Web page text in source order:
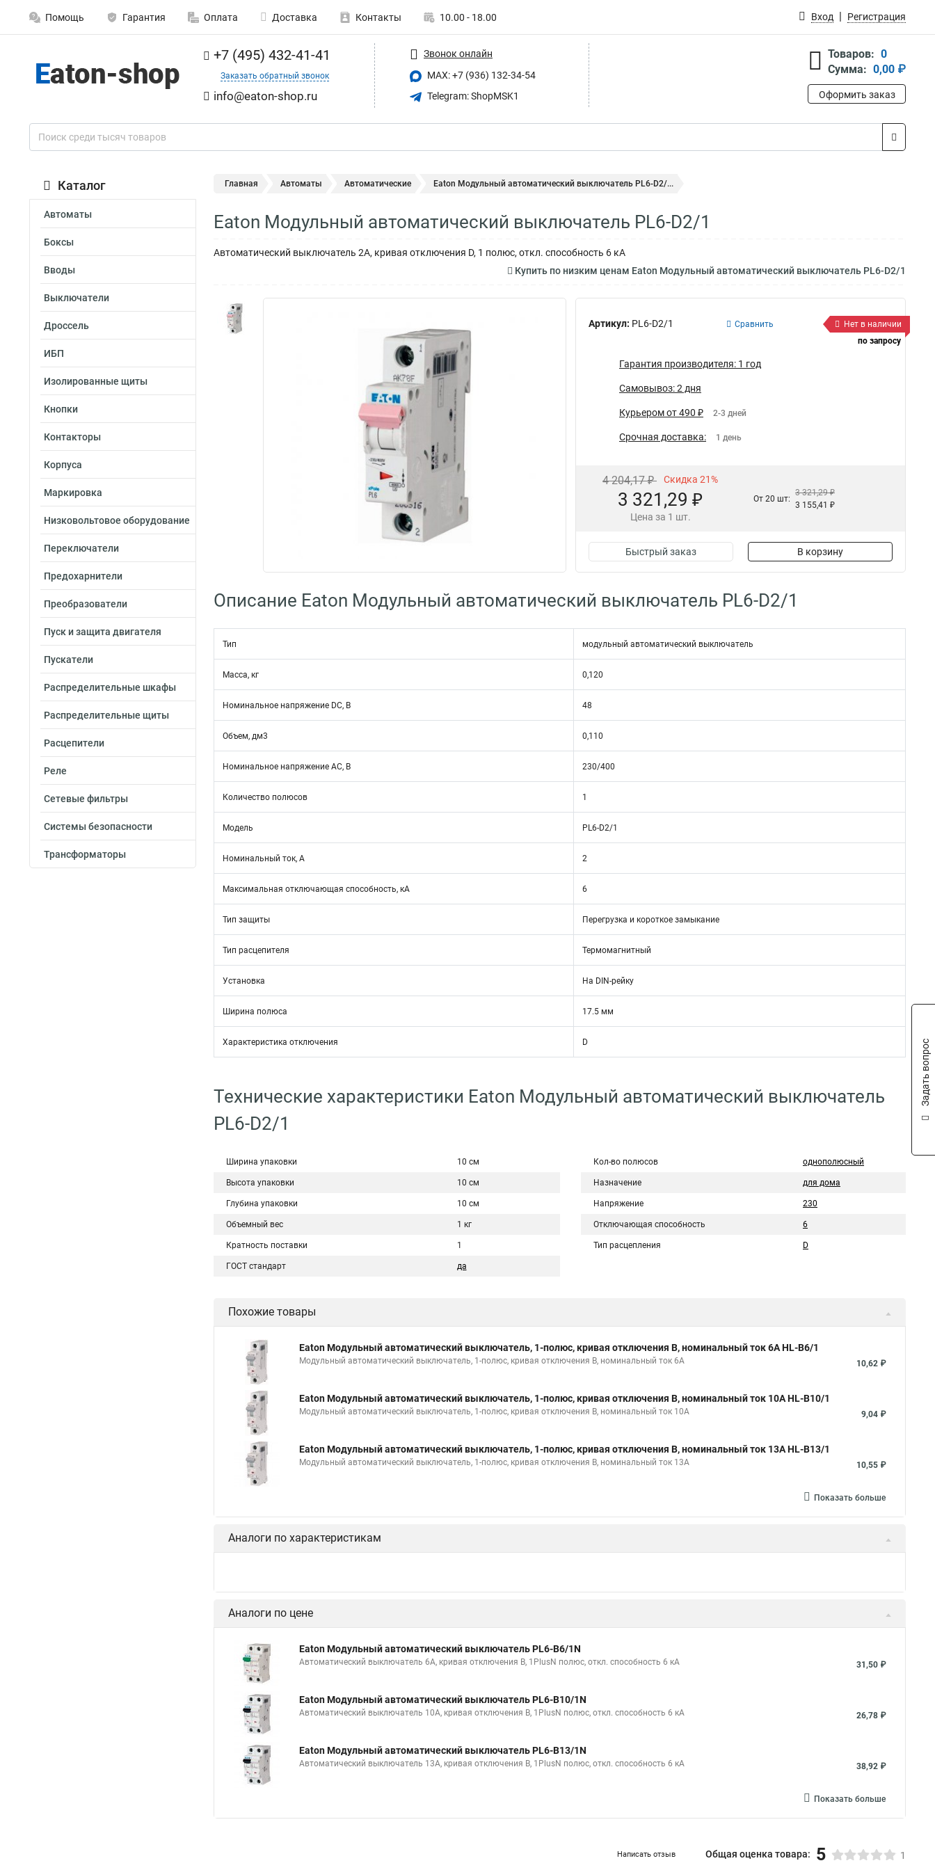
Помощь Гарантия Оплата Доставка Контакты 10.00 - 18.00 Вход Регистрация
+7 (495) 432-41-41
Заказать обратный звонок
info@eaton-shop.ru
Звонок онлайн
MAX: +7 (936) 132-34-54
Telegram: ShopMSK1
Товаров: 0
Сумма: 0,00 ₽
Оформить заказ
Каталог
Автоматы
Боксы
Вводы
Выключатели
Дроссель
ИБП
Изолированные щиты
Кнопки
Контакторы
Корпуса
Маркировка
Низковольтовое оборудование
Переключатели
Предохарнители
Преобразователи
Пуск и защита двигателя
Пускатели
Распределительные шкафы
Распределительные щиты
Расцепители
Реле
Сетевые фильтры
Системы безопасности
Трансформаторы
Главная Автоматы Автоматические Eaton Модульный автоматический выключатель PL6-D2/...
Eaton Модульный автоматический выключатель PL6-D2/1
Автоматический выключатель 2А, кривая отключения D, 1 полюс, откл. способность 6 кА
Купить по низким ценам Eaton Модульный автоматический выключатель PL6-D2/1
Артикул: PL6-D2/1 Сравнить
Нет в наличии
по запросу
Гарантия производителя: 1 год
Самовывоз: 2 дня
Курьером от 490 ₽ 2-3 дней
Срочная доставка: 1 день
4 204,17 ₽ Скидка 21%
3 321,29 ₽
Цена за 1 шт.
От 20 шт:
3 321,29 ₽
3 155,41 ₽
Быстрый заказ В корзину
Описание Eaton Модульный автоматический выключатель PL6-D2/1
Тип модульный автоматический выключатель
Масса, кг 0,120
Номинальное напряжение DC, В 48
Объем, дм3 0,110
Номинальное напряжение АС, В 230/400
Количество полюсов 1
Модель PL6-D2/1
Номинальный ток, А 2
Максимальная отключающая способность, кА 6
Тип защиты Перегрузка и короткое замыкание
Тип расцепителя Термомагнитный
Установка На DIN-рейку
Ширина полюса 17.5 мм
Характеристика отключения D
Технические характеристики Eaton Модульный автоматический выключатель
PL6-D2/1
Ширина упаковки 10 см
Высота упаковки 10 см
Глубина упаковки 10 см
Объемный вес 1 кг
Кратность поставки 1
ГОСТ стандарт да
Кол-во полюсов однополюсный
Назначение для дома
Напряжение 230
Отключающая способность 6
Тип расцепления D
Похожие товары
Eaton Модульный автоматический выключатель, 1-полюс, кривая отключения B, номинальный ток 6А HL-B6/1
Модульный автоматический выключатель, 1-полюс, кривая отключения B, номинальный ток 6А 10,62 ₽
Eaton Модульный автоматический выключатель, 1-полюс, кривая отключения B, номинальный ток 10А HL-B10/1
Модульный автоматический выключатель, 1-полюс, кривая отключения B, номинальный ток 10А 9,04 ₽
Eaton Модульный автоматический выключатель, 1-полюс, кривая отключения B, номинальный ток 13А HL-B13/1
Модульный автоматический выключатель, 1-полюс, кривая отключения B, номинальный ток 13А 10,55 ₽
Показать больше
Аналоги по характеристикам
Аналоги по цене
Eaton Модульный автоматический выключатель PL6-B6/1N
Автоматический выключатель 6А, кривая отключения B, 1PlusN полюс, откл. способность 6 кА 31,50 ₽
Eaton Модульный автоматический выключатель PL6-B10/1N
Автоматический выключатель 10А, кривая отключения B, 1PlusN полюс, откл. способность 6 кА 26,78 ₽
Eaton Модульный автоматический выключатель PL6-B13/1N
Автоматический выключатель 13А, кривая отключения B, 1PlusN полюс, откл. способность 6 кА 38,92 ₽
Показать больше
Написать отзыв Общая оценка товара: 5 1
Задать вопрос